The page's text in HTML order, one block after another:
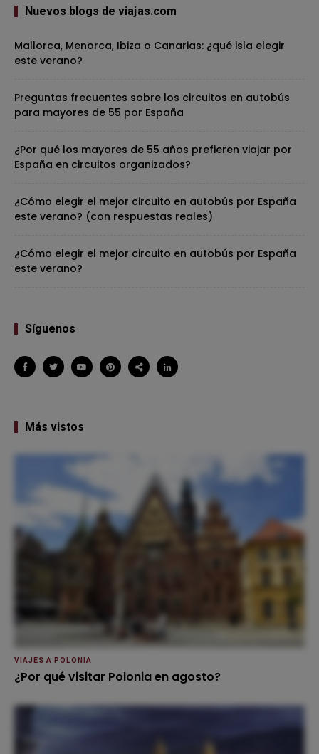
Nuevos blogs de viajas.com
Mallorca, Menorca, Ibiza o Canarias: ¿qué isla elegir
este verano?
Preguntas frecuentes sobre los circuitos en autobús
para mayores de 55 por España
¿Por qué los mayores de 55 años prefieren viajar por
España en circuitos organizados?
¿Cómo elegir el mejor circuito en autobús por España
este verano? (con respuestas reales)
¿Cómo elegir el mejor circuito en autobús por España
este verano?
Síguenos
Más vistos
VIAJES A POLONIA
¿Por qué visitar Polonia en agosto?